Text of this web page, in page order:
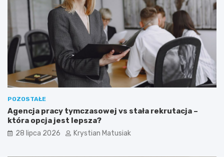
POZOSTAŁE
Agencja pracy tymczasowej vs stała rekrutacja –
która opcja jest lepsza?
28 lipca 2026 Krystian Matusiak